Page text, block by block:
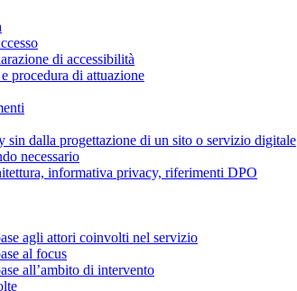
di accessibilità
procedura di attuazione
sin dalla progettazione di un sito o servizio digitale
necessario
informativa privacy, riferimenti DPO
agli attori coinvolti nel servizio
al focus
all’ambito di intervento